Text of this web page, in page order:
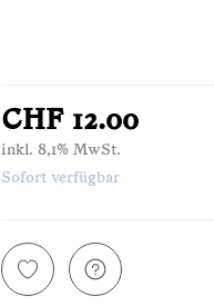
CHF 12.00
inkl. 8,1% MwSt.
Sofort verfügbar